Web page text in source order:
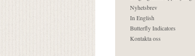
Nyhetsbrev
In English
Butterfly Indicators
Kontakta oss